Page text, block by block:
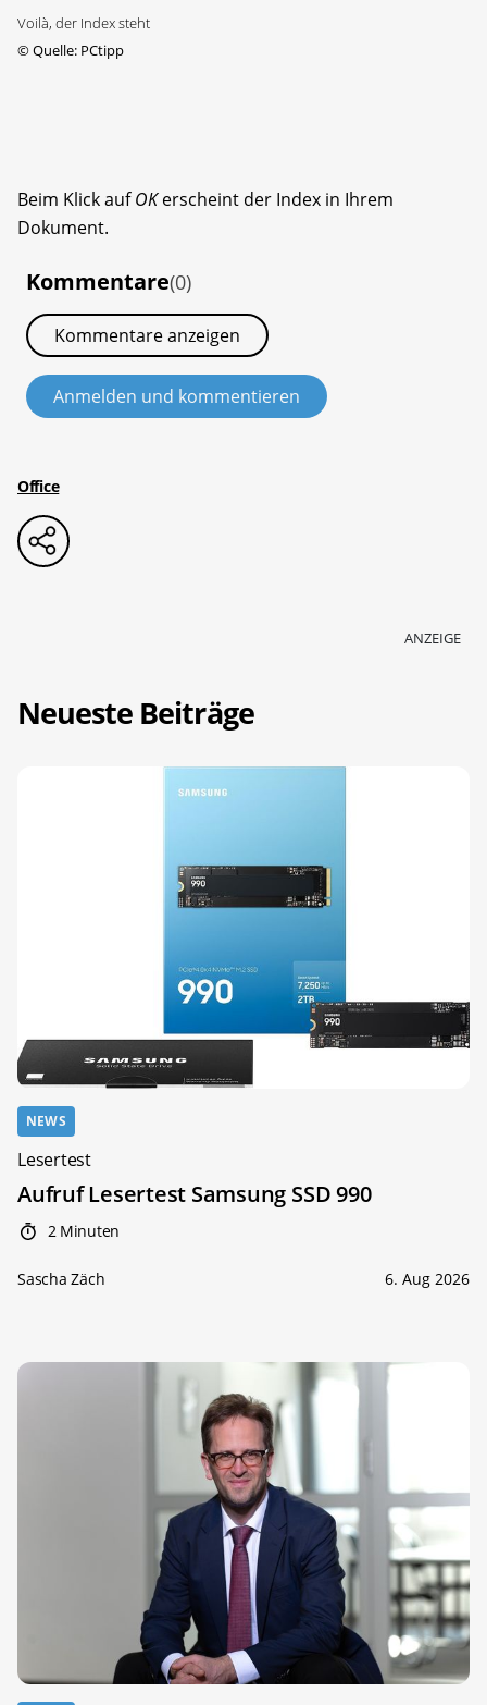
Voilà, der Index steht
©Quelle: PCtipp
Beim Klick aufOKerscheint der Index in Ihrem
Dokument.
Kommentare(0)
Kommentare anzeigen
Anmelden und kommentieren
Office
ANZEIGE
Neueste Beiträge
NEWS
Lesertest
Aufruf Lesertest Samsung SSD 990
2 Minuten
Sascha Zäch 6. Aug 2026